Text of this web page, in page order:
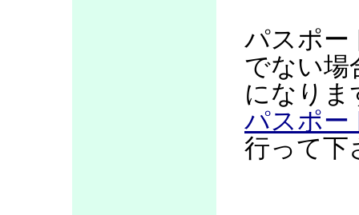
パスポー
でない場
になりま
パスポー
行って下